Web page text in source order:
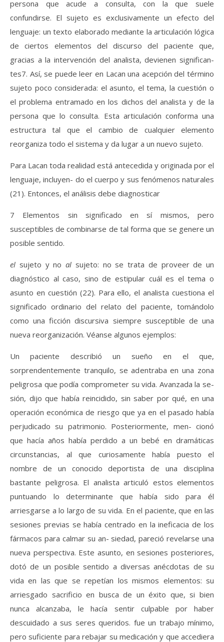
persona que acude a consulta, con la que suele
confundirse. El sujeto es exclusivamente un efecto del
lenguaje: un texto elaborado mediante la articulación lógica
de ciertos elementos del discurso del paciente que,
gracias a la intervención del analista, devienen significan-
tes7. Así, se puede leer en Lacan una acepción del término
sujeto poco considerada: el asunto, el tema, la cuestión o
el problema entramado en los dichos del analista y de la
persona que lo consulta. Esta articulación conforma una
estructura tal que el cambio de cualquier elemento
reorganiza todo el sistema y da lugar a un nuevo sujeto.
Para Lacan toda realidad está antecedida y originada por el
lenguaje, incluyen- do el cuerpo y sus fenómenos naturales
(21). Entonces, el análisis debe diagnosticar
7 Elementos sin significado en sí mismos, pero
susceptibles de combinarse de tal forma que se genere un
posible sentido.
el sujeto y no al sujeto: no se trata de proveer de un
diagnóstico al caso, sino de estipular cuál es el tema o
asunto en cuestión (22). Para ello, el analista cuestiona el
significado ordinario del relato del paciente, tomándolo
como una ficción discursiva siempre susceptible de una
nueva reorganización. Véanse algunos ejemplos:
Un paciente describió un sueño en el que,
sorprendentemente tranquilo, se adentraba en una zona
peligrosa que podía comprometer su vida. Avanzada la se-
sión, dijo que había reincidido, sin saber por qué, en una
operación económica de riesgo que ya en el pasado había
perjudicado su patrimonio. Posteriormente, men- cionó
que hacía años había perdido a un bebé en dramáticas
circunstancias, al que curiosamente había puesto el
nombre de un conocido deportista de una disciplina
bastante peligrosa. El analista articuló estos elementos
puntuando lo determinante que había sido para él
arriesgarse a lo largo de su vida. En el paciente, que en las
sesiones previas se había centrado en la ineficacia de los
fármacos para calmar su an- siedad, pareció revelarse una
nueva perspectiva. Este asunto, en sesiones posteriores,
dotó de un posible sentido a diversas anécdotas de su
vida en las que se repetían los mismos elementos: su
arriesgado sacrificio en busca de un éxito que, si bien
nunca alcanzaba, le hacía sentir culpable por haber
descuidado a sus seres queridos. fue un trabajo mínimo,
pero suficiente para rebajar su medicación y que accediera